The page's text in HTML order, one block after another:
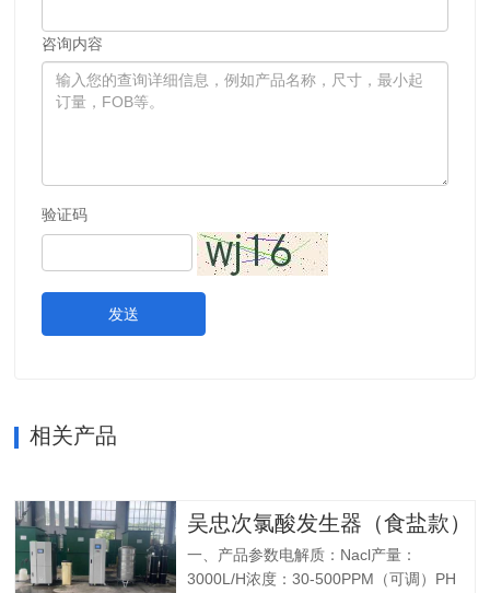
咨询内容
验证码
发送
相关产品
吴忠次氯酸发生器（食盐款）
一、产品参数电解质：Nacl产量：
3000L/H浓度：30-500PPM（可调）PH